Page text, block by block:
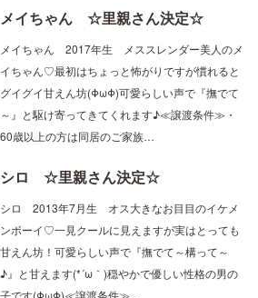
メイちゃん ☆里親さん決定☆
メイちゃん 2017年生 メススレンダー美人のメ
イちゃん♡最初はちょっと怖がりですが慣れると
グイグイ甘えん坊(ΦωΦ)可愛らしい声で『撫でて
～』と駆け寄ってきてくれます♪≪譲渡条件≫・
60歳以上の方は同居のご家族…
シロ ☆里親さん決定☆
シロ 2013年7月生 オス大きなお目目のイケメ
ンボーイ♡一見クールに見えますが実はとっても
甘えん坊！可愛らしい声で『撫でて～構って～
♪』と甘えます(*´ω｀)穏やかで優しい性格の男の
子です(ΦωΦ)≪譲渡条件≫…